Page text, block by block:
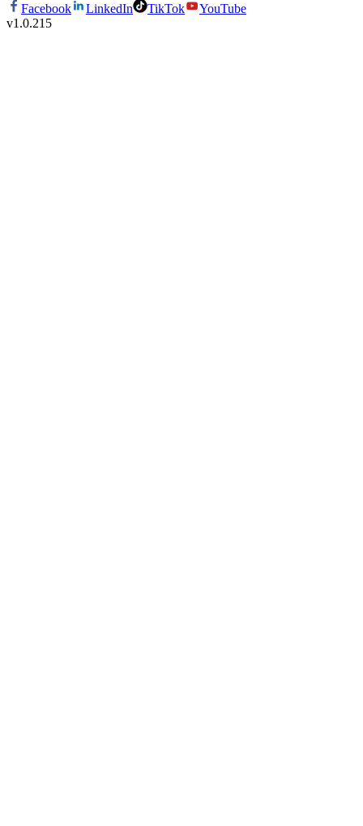
Facebook LinkedIn TikTok
YouTube
v1.0.215